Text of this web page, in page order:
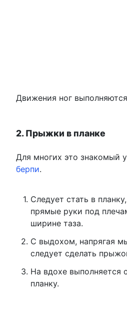
Движения ног
2. Прыжки в планке
Для многих это знакомый
берпи.
Следует стать в
прямые руки под
ширине таза.
С выдохом, напрягая
следует сделать
На вдохе выполняется
планку.